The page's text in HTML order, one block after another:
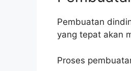
Pembuatan
yang tepat akan
Proses